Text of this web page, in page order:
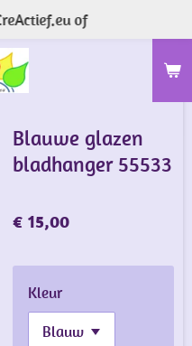
of
Blauwe glazen
bladhanger 55533
€ 15,00
Kleur